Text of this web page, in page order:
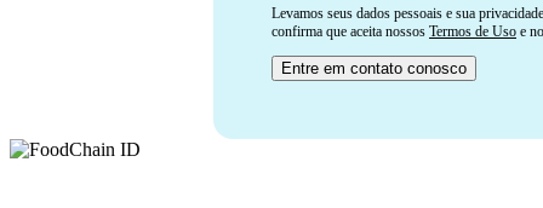
Levamos seus dados pessoais e sua
confirma que aceita nossos Termos de Uso e